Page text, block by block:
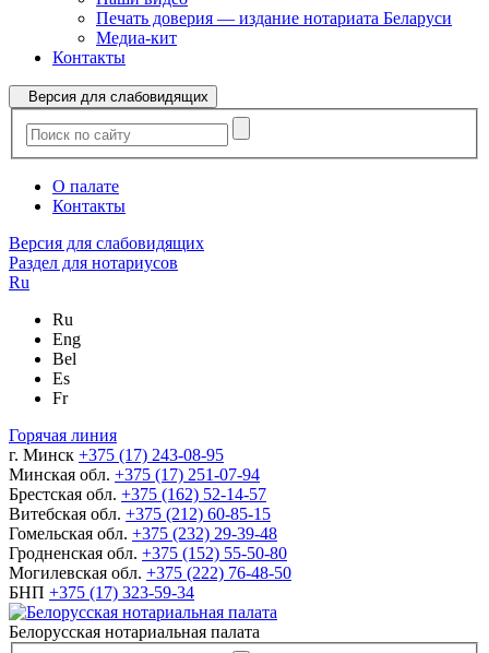
Печать доверия — издание нотариата Беларуси
Медиа-кит
Контакты
Версия для слабовидящих
О палате
Контакты
Версия для слабовидящих
Раздел для нотариусов
Ru
Ru
Eng
Bel
Es
Fr
Горячая линия
г. Минск +375 (17) 243-08-95
Минская обл. +375 (17) 251-07-94
Брестская обл. +375 (162) 52-14-57
Витебская обл. +375 (212) 60-85-15
Гомельская обл. +375 (232) 29-39-48
Гродненская обл. +375 (152) 55-50-80
Могилевская обл. +375 (222) 76-48-50
БНП +375 (17) 323-59-34
Белорусская нотариальная палата